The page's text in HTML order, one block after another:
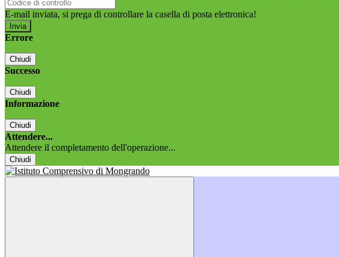
E-mail inviata, si prega di controllare la casella di posta elettronica!
Errore
Chiudi
Successo
Chiudi
Informazione
Chiudi
Attendere...
Attendere il completamento dell'operazione...
Chiudi